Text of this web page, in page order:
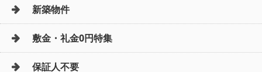
新築物件
敷金・礼金0円特集
保証人不要